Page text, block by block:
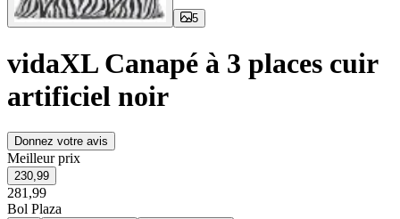
5
vidaXL Canapé à 3 places cuir
artificiel noir
Donnez votre avis
Meilleur prix
230,99
281,99
Bol Plaza